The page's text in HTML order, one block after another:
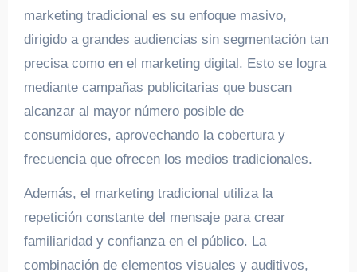
marketing tradicional es su enfoque masivo,
dirigido a grandes audiencias sin segmentación tan
precisa como en el marketing digital. Esto se logra
mediante campañas publicitarias que buscan
alcanzar al mayor número posible de
consumidores, aprovechando la cobertura y
frecuencia que ofrecen los medios tradicionales.
Además, el marketing tradicional utiliza la
repetición constante del mensaje para crear
familiaridad y confianza en el público. La
combinación de elementos visuales y auditivos,